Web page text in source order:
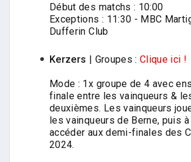
Début des matchs : 10:00
Exceptions : 11:30 - MBC
Dufferin Club
Kerzers | Groupes :Clique ici !
Mode : 1x groupe de 4 avec
finale entre les vainqueurs &
deuxièmes. Les vainqueurs
les vainqueurs de Berne, puis
accéder aux demi-finales des
2024.